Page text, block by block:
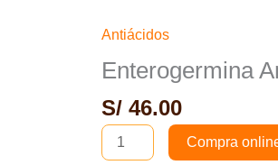
Antiácidos
Enterogermina
S/ 46.00
Enterogermina
Ampolla
-
Caja
x10und
Compra